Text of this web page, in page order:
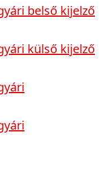
belső kijelző
külső kijelző